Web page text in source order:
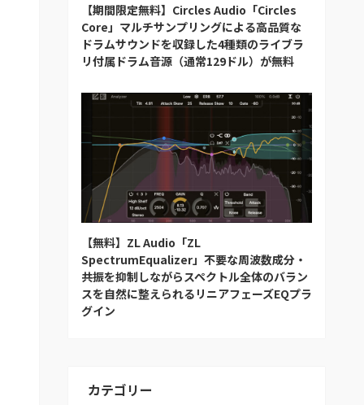
【期間限定無料】Circles Audio「Circles
Core」マルチサンプリングによる高品質な
ドラムサウンドを収録した4種類のライブラ
リ付属ドラム音源（通常129ドル）が無料
【無料】ZL Audio「ZL
SpectrumEqualizer」不要な周波数成分・
共振を抑制しながらスペクトル全体のバラン
スを自然に整えられるリニアフェーズEQプラ
グイン
カテゴリー